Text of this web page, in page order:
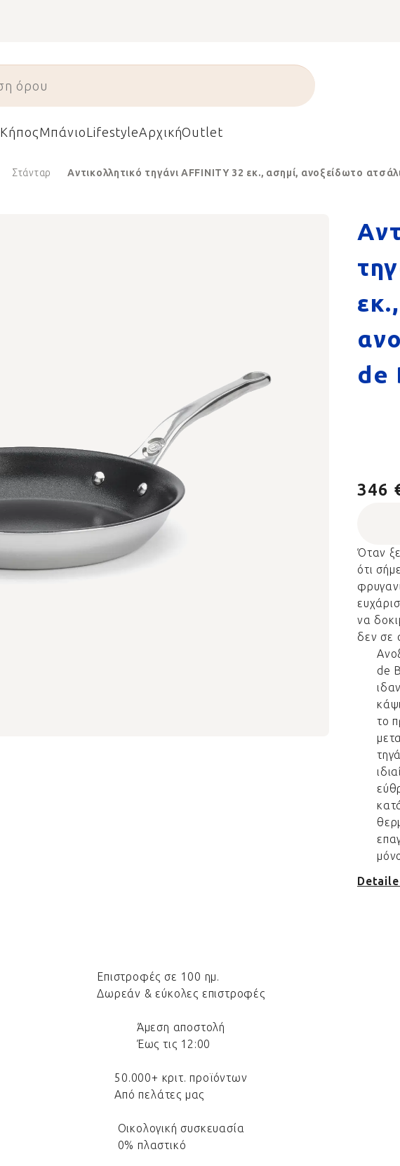
ΚήποςΜπάνιοLifestyleΑρχικήOutlet
Στάνταρ Αντικολλητικό τηγάνι AFFINITY 32 εκ., ασημί, ανοξείδωτο
de
346
Όταν
ότι
να
δεν σε
de
το
Επιστροφές σε 100 ημ.
Δωρεάν & εύκολες επιστροφές
Άμεση αποστολή
Έως τις 12:00
50.000+ κριτ. προϊόντων
Από πελάτες μας
Οικολογική συσκευασία
0% πλαστικό